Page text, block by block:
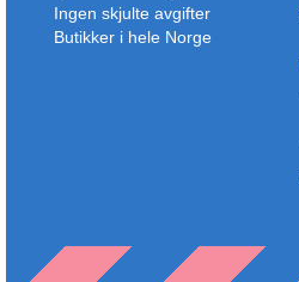
Ingen skjulte avgifter
Butikker i hele Norge